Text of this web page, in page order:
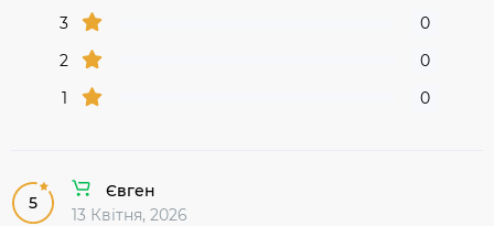
3
0
2
0
1
0
5
Євген
13 Квітня, 2026